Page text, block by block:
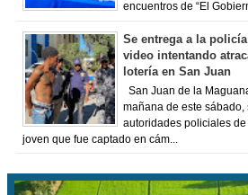
encuentros de “El
Se entrega a la
video intentando
lotería en San Juan
San Juan de la
mañana de este sábado,
autoridades policiales de
joven que fue captado en cám...